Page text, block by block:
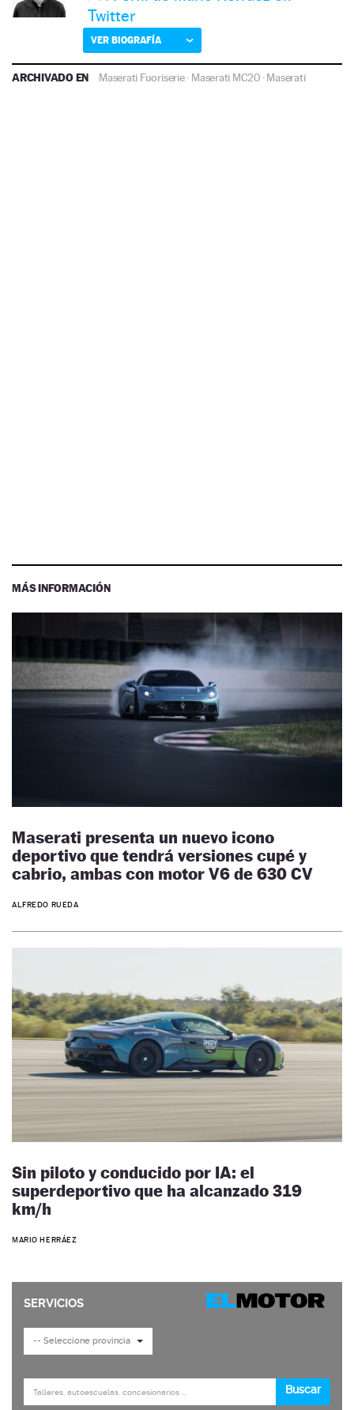
Twitter
VER BIOGRAFÍA
ARCHIVADO EN Maserati Fuoriserie· Maserati MC20·Maserati
MÁS INFORMACIÓN
Maserati presenta un nuevo icono
deportivo que tendrá versiones cupé y
cabrio, ambas con motor V6 de 630 CV
ALFREDO RUEDA
Sin piloto y conducido por IA: el
superdeportivo que ha alcanzado 319
km/h
MARIO HERRÁEZ